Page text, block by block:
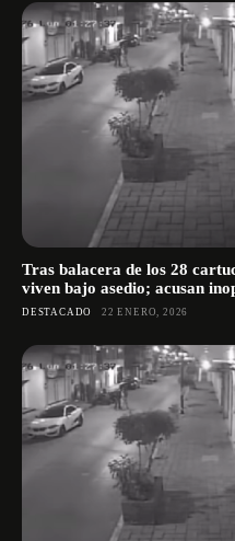
Tras balacera de los 28
viven bajo asedio; acusan
DESTACADO 22 ENERO, 2026